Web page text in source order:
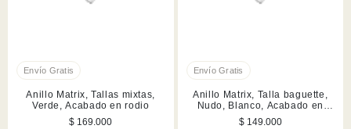
Anillo Matrix, Tallas mixtas,
Verde, Acabado en rodio
$ 169.000
Anillo Matrix, Talla baguette,
Nudo, Blanco, Acabado en
rodio
$ 149.000